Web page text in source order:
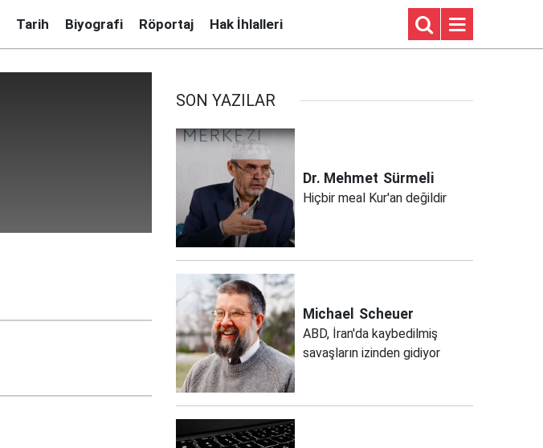
Tarih Biyografi Röportaj Hak İhlalleri
SON YAZILAR
Dr. Mehmet Sürmeli
Hiçbir meal Kur'an değildir
Michael Scheuer
ABD, İran'da kaybedilmiş
savaşların izinden gidiyor